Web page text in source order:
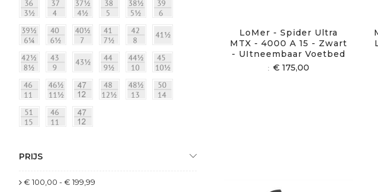
LoMer - Spider Ultra
MTX - 4000 A 15 - Zwart
- UItneembaar Voetbed
€ 175,00
PRIJS
€ 100,00 -€ 199,99